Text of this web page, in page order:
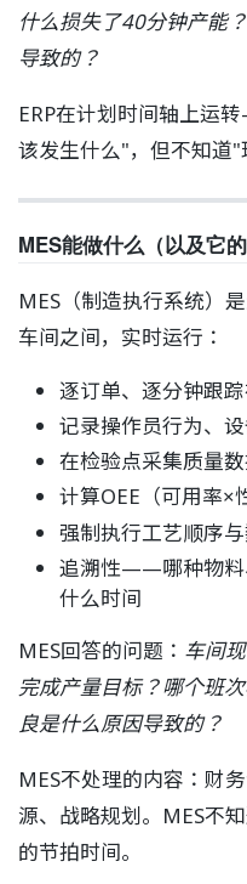
什么损失了40分钟产能
导致的？
ERP在计划时间轴上运
该发生什么"，但不知道"
MES能做什么（以及它
MES（制造执行系统）
车间之间，实时运行：
逐订单、逐分钟跟踪
记录操作员行为、
在检验点采集质量
计算OEE（可用率×
强制执行工艺顺序
追溯性——哪种物料
什么时间
MES回答的问题： 车间
完成产量目标？哪个班
良是什么原因导致的？
MES不处理的内容：财
源、战略规划。MES不
的节拍时间。